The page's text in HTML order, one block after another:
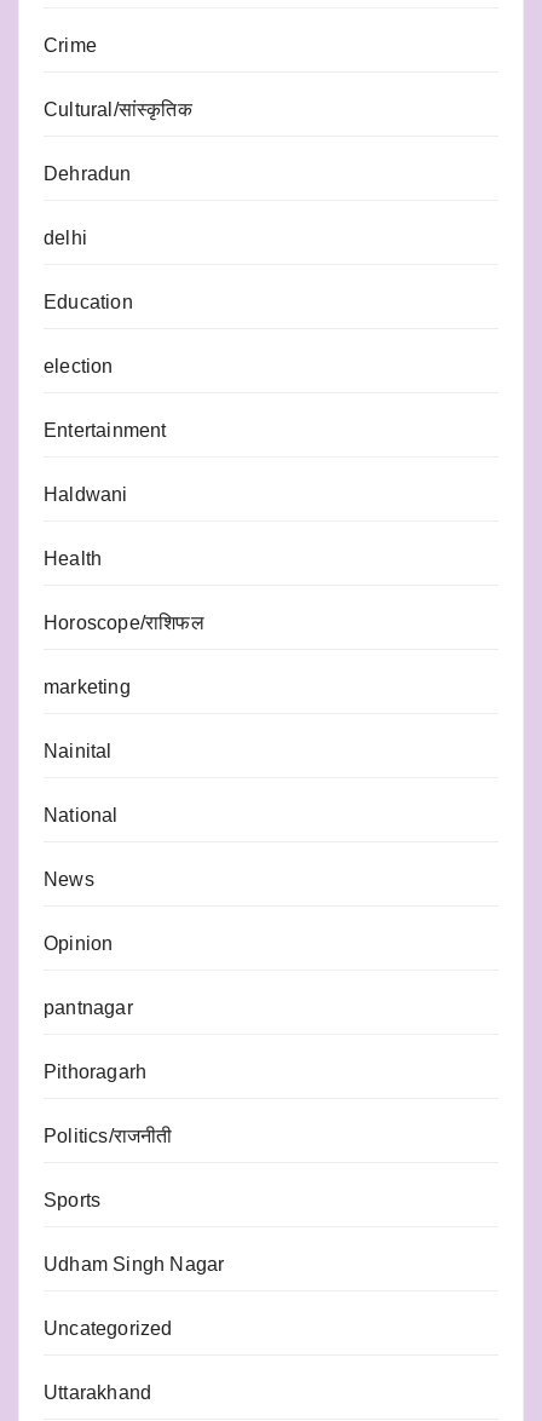
Crime
Cultural/सांस्कृतिक
Dehradun
delhi
Education
election
Entertainment
Haldwani
Health
Horoscope/राशिफल
marketing
Nainital
National
News
Opinion
pantnagar
Pithoragarh
Politics/राजनीती
Sports
Udham Singh Nagar
Uncategorized
Uttarakhand